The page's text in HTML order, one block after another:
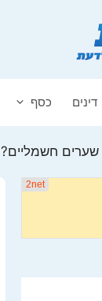
דינים כסף
חשמליים?